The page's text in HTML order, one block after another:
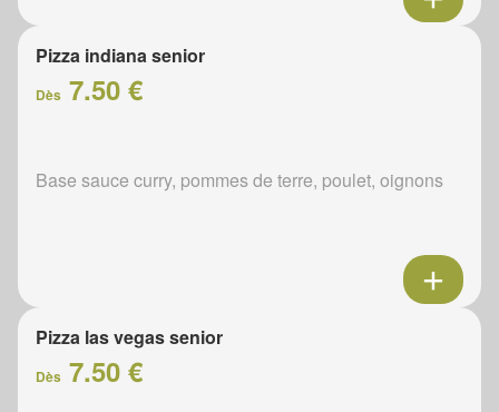
Pizza indiana senior
Dès 7.50 €
Base sauce curry, pommes de terre, poulet, oignons
Pizza las vegas senior
Dès 7.50 €